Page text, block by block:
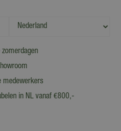
medewerkers
in NL vanaf €800,-